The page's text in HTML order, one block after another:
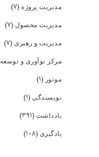
مدیریت پروژه (۷)
مدیریت محصول (۷)
مدیریت و رهبری (۷)
مرکز نوآوری و توسعه
موتور (۱)
نویسندگی (۱)
یادداشت (۳۹۱)
یادگیری (۱۰۸)